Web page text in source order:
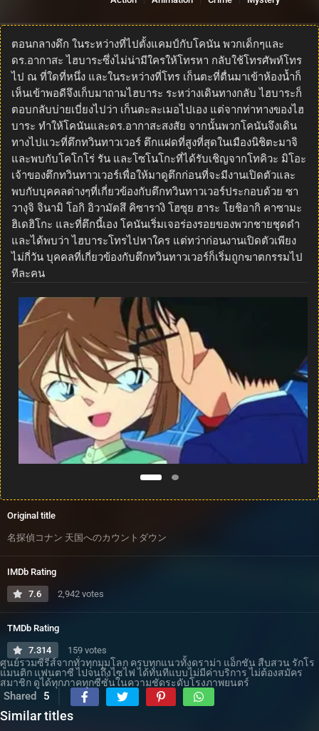
ตอนกลางดึก ในระหว่างที่ไปตั้งแคมป์กับโคนัน พวกเด็กๆและ
ดร.อากาสะ ไฮบาระซึ่งไม่น่ามีใครให้โทรหา กลับใช้โทรศัพท์โทร
ไป ณ ที่ใดที่หนึ่ง และในระหว่างที่โทร เก็นตะที่ตื่นมาเข้าห้องน้ำก็
เห็นเข้าพอดีจึงเก็บมาถามไฮบาระ ระหว่างเดินทางกลับ ไฮบาระก็
ตอบกลับบ่ายเบี่ยงไปว่า เก็นตะละเมอไปเอง แต่จากท่าทางของไฮ
บาระ ทำให้โคนันและดร.อากาสะสงสัย จากนั้นพวกโคนันจึงเดิน
ทางไปแวะที่ตึกทวินทาวเวอร์ ตึกแฝดที่สูงที่สุดในเมืองนิชิตะมาจิ
และพบกับโคโกโร่ รัน และโซโนโกะที่ได้รับเชิญจากโทคิวะ มิโอะ
เจ้าของตึกทวินทาวเวอร์เพื่อให้มาดูตึกก่อนที่จะมีงานเปิดตัวและ
พบกับบุคคลต่างๆที่เกี่ยวข้องกับตึกทวินทาวเวอร์ประกอบด้วย ซา
วางุจิ จินามิ โอกิ อิวามัตสึ คิซารางิ โฮซุย ฮาระ โยชิอากิ คาซามะ
ฮิเดฮิโกะ และที่ตึกนี้เอง โคนันเริ่มเจอร่องรอยของพวกชายชุดดำ
และได้พบว่า ไฮบาระโทรไปหาใคร แต่ทว่าก่อนงานเปิดตัวเพียง
ไม่กี่วัน บุคคลที่เกี่ยวข้องกับตึกทวินทาวเวอร์ก็เริ่มถูกฆาตกรรมไป
ทีละคน
Original title
名探偵コナン 天国へのカウントダウン
IMDb Rating
7.6 2,942 votes
TMDb Rating
7.314 159 votes
ศูนย์รวมซีรีส์จากทั่วทุกมุมโลก ครบทุกแนวทั้งดราม่า แอ็กชัน สืบสวน รักโร
แมนติก แฟนตาซี ไปจนถึงไซไฟ ได้ทันทีแบบไม่มีค่าบริการ ไม่ต้องสมัคร
สมาชิก ดูได้ทุกภาคทุกซีซั่นในความชัดระดับโรงภาพยนตร์
Shared 5
Similar titles